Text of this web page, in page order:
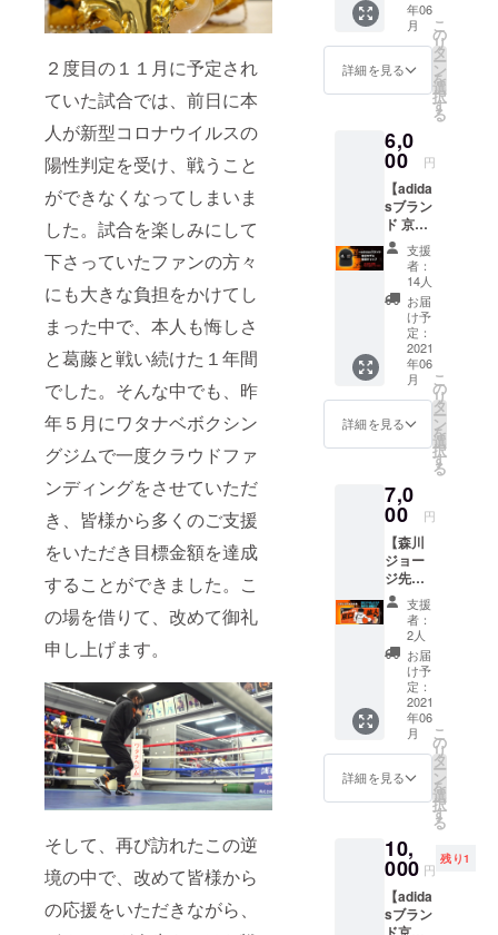
２度目の１１月に予定され
ていた試合では、前日に本
人が新型コロナウイルスの
陽性判定を受け、戦うこと
ができなくなってしまいま
した。試合を楽しみにして
下さっていたファンの方々
にも大きな負担をかけてし
まった中で、本人も悔しさ
と葛藤と戦い続けた１年間
でした。そんな中でも、昨
年５月にワタナベボクシン
グジムで一度クラウドファ
ンディングをさせていただ
き、皆様から多くのご支援
をいただき目標金額を達成
することができました。こ
の場を借りて、改めて御礼
申し上げます。
そして、再び訪れたこの逆
境の中で、改めて皆様から
の応援をいただきながら、
承くだ
さい。
www.as
ahi.co.j
p/re_sp
orts/ ※
変更に
なる場
合がご
ざいま
す。 ※
ご支援
確定後
の返
金・
キャン
セル・
交換
は、対
応いた
しかね
ますの
で、何
ンディ
ング限
定商品
・「は
じめの
一歩」
森川
ジョー
ジ先生
描き下
ろしの
京口紘
人選手
似顔絵
イラス
ト入り
・Ａ５
サイズ
（１
枚）に
７種類
のス
テッ
部変更
になる
場合が
ござい
ます。
※受注生
産のた
め、お
届けに
お時間
をいた
だきま
す。 ※
ご支援
確定後
の返
金・
は、対
応いた
しかね
ますの
で、何
年06
月
詳細を見る
こ
の
リ
タ
ー
ン
を
選
択
す
る
6,0
00 円
【adida
sブラン
ド 京口
モデル
限定
キャッ
プ】 ク
ラウド
ファン
ディン
グ限定
商品 ・
京口選
手の愛
称"MA
D
ゴ入り
・サイ
ズ：フ
リーサ
イズ
（調整
可能）
・デザ
イン：
前面の
真と実
際の商
品は異
なる場
合がご
ざいま
更にな
る場合
がござ
いま
す。 ※
支援
者：
14人
お届
け予
定：
2021
年06
月
詳細を見る
こ
の
リ
タ
ー
ン
を
選
択
す
る
7,0
00 円
【森川
ジョー
ジ先生
描き下
ろし限
定オリ
ジナル
タオ
ル】 ク
ラウド
ファン
ディン
グ限定
商品 ・
「はじ
めの一
者・森
川
ジョー
ジ先生
描き下
支援
者：
2人
お届
け予
定：
2021
年06
月
詳細を見る
こ
の
リ
タ
ー
ン
を
選
択
す
る
10,
000 円
残り1
【adida
sブラン